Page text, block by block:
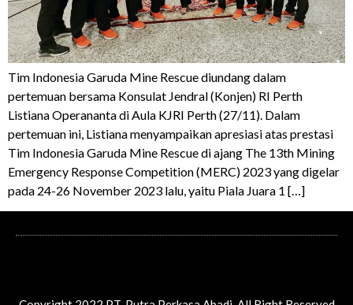
Tim Indonesia Garuda Mine Rescue diundang dalam
pertemuan bersama Konsulat Jendral (Konjen) RI Perth
Listiana Operananta di Aula KJRI Perth (27/11). Dalam
pertemuan ini, Listiana menyampaikan apresiasi atas prestasi
Tim Indonesia Garuda Mine Rescue di ajang The 13th Mining
Emergency Response Competition (MERC) 2023 yang digelar
pada 24-26 November 2023 lalu, yaitu Piala Juara 1 […]